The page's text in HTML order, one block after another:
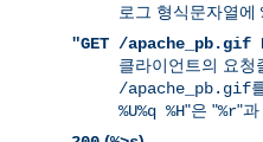
로그 형식문자열에
"GET /apache_pb.gif
클라이언트의 요청
/apache_pb.gif
%U%q %H"은 "%r"과